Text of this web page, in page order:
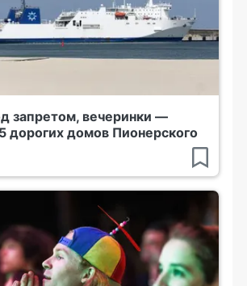
запретом, вечеринки —
дорогих домов Пионерского